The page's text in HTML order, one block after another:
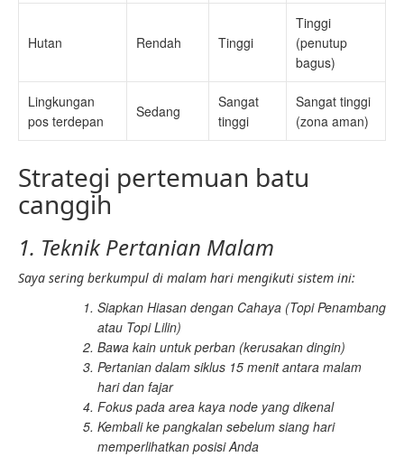
Hutan Rendah Tinggi
Tinggi
(penutup
bagus)
Lingkungan
pos terdepan
Sedang
Sangat
tinggi
Sangat tinggi
(zona aman)
Strategi pertemuan batu
canggih
1. Teknik Pertanian Malam
Saya sering berkumpul di malam hari mengikuti sistem ini:
Siapkan Hiasan dengan Cahaya (Topi Penambang
atau Topi Lilin)
Bawa kain untuk perban (kerusakan dingin)
Pertanian dalam siklus 15 menit antara malam
hari dan fajar
Fokus pada area kaya node yang dikenal
Kembali ke pangkalan sebelum siang hari
memperlihatkan posisi Anda